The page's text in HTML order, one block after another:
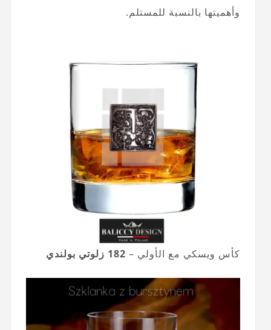
وأهميتها بالنسبة للمستلم.
كأس ويسكي مع الأولي – 182 زلوتي بولندي